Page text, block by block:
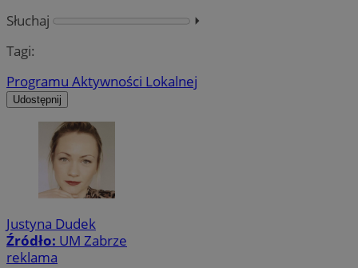
Słuchaj
⏵︎
Tagi:
Programu Aktywności Lokalnej
Udostępnij
Justyna Dudek
Źródło: UM Zabrze
reklama